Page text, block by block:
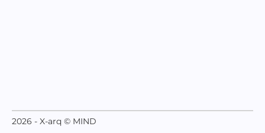
2026 - X-arq © MIND